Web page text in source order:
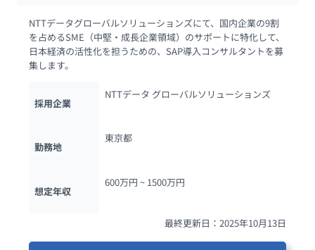
NTTデータグローバルソリューションズにて、国内企業の9割
を占めるSME（中堅・成長企業領域）のサポートに特化して、
日本経済の活性化を担うための、SAP導入コンサルタントを募
集します。
採用企業
NTTデータ グローバルソリューションズ
勤務地
東京都
想定年収
600万円 ~ 1500万円
最終更新日：2025年10月13日